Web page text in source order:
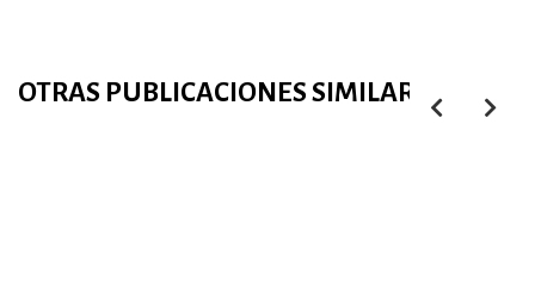
OTRAS PUBLICACIONES SIMILARES